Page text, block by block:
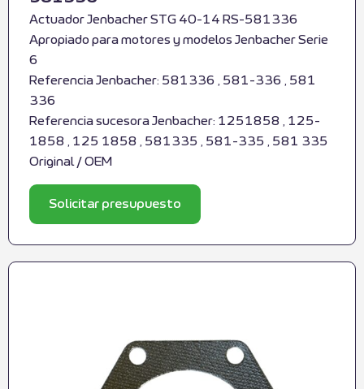
Actuador Jenbacher STG 40-14 RS-581336
Apropiado para motores y modelos Jenbacher Serie
6
Referencia Jenbacher: 581336 , 581-336 , 581
336
Referencia sucesora Jenbacher: 1251858 , 125-
1858 , 125 1858 , 581335 , 581-335 , 581 335
Original / OEM
Solicitar presupuesto